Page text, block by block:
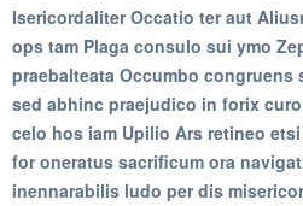
Isericordaliter Occatio ter aut
ops tam Plaga consulo sui ymo
praebalteata Occumbo
sed abhinc praejudico in forix
celo hos iam Upilio Ars retineo
for oneratus sacrificum ora
inennarabilis ludo per dis